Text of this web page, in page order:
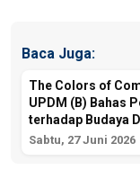
Baca Juga:
The Colors of
UPDM (B) Bahas
terhadap Budaya
Sabtu, 27 Juni 2026